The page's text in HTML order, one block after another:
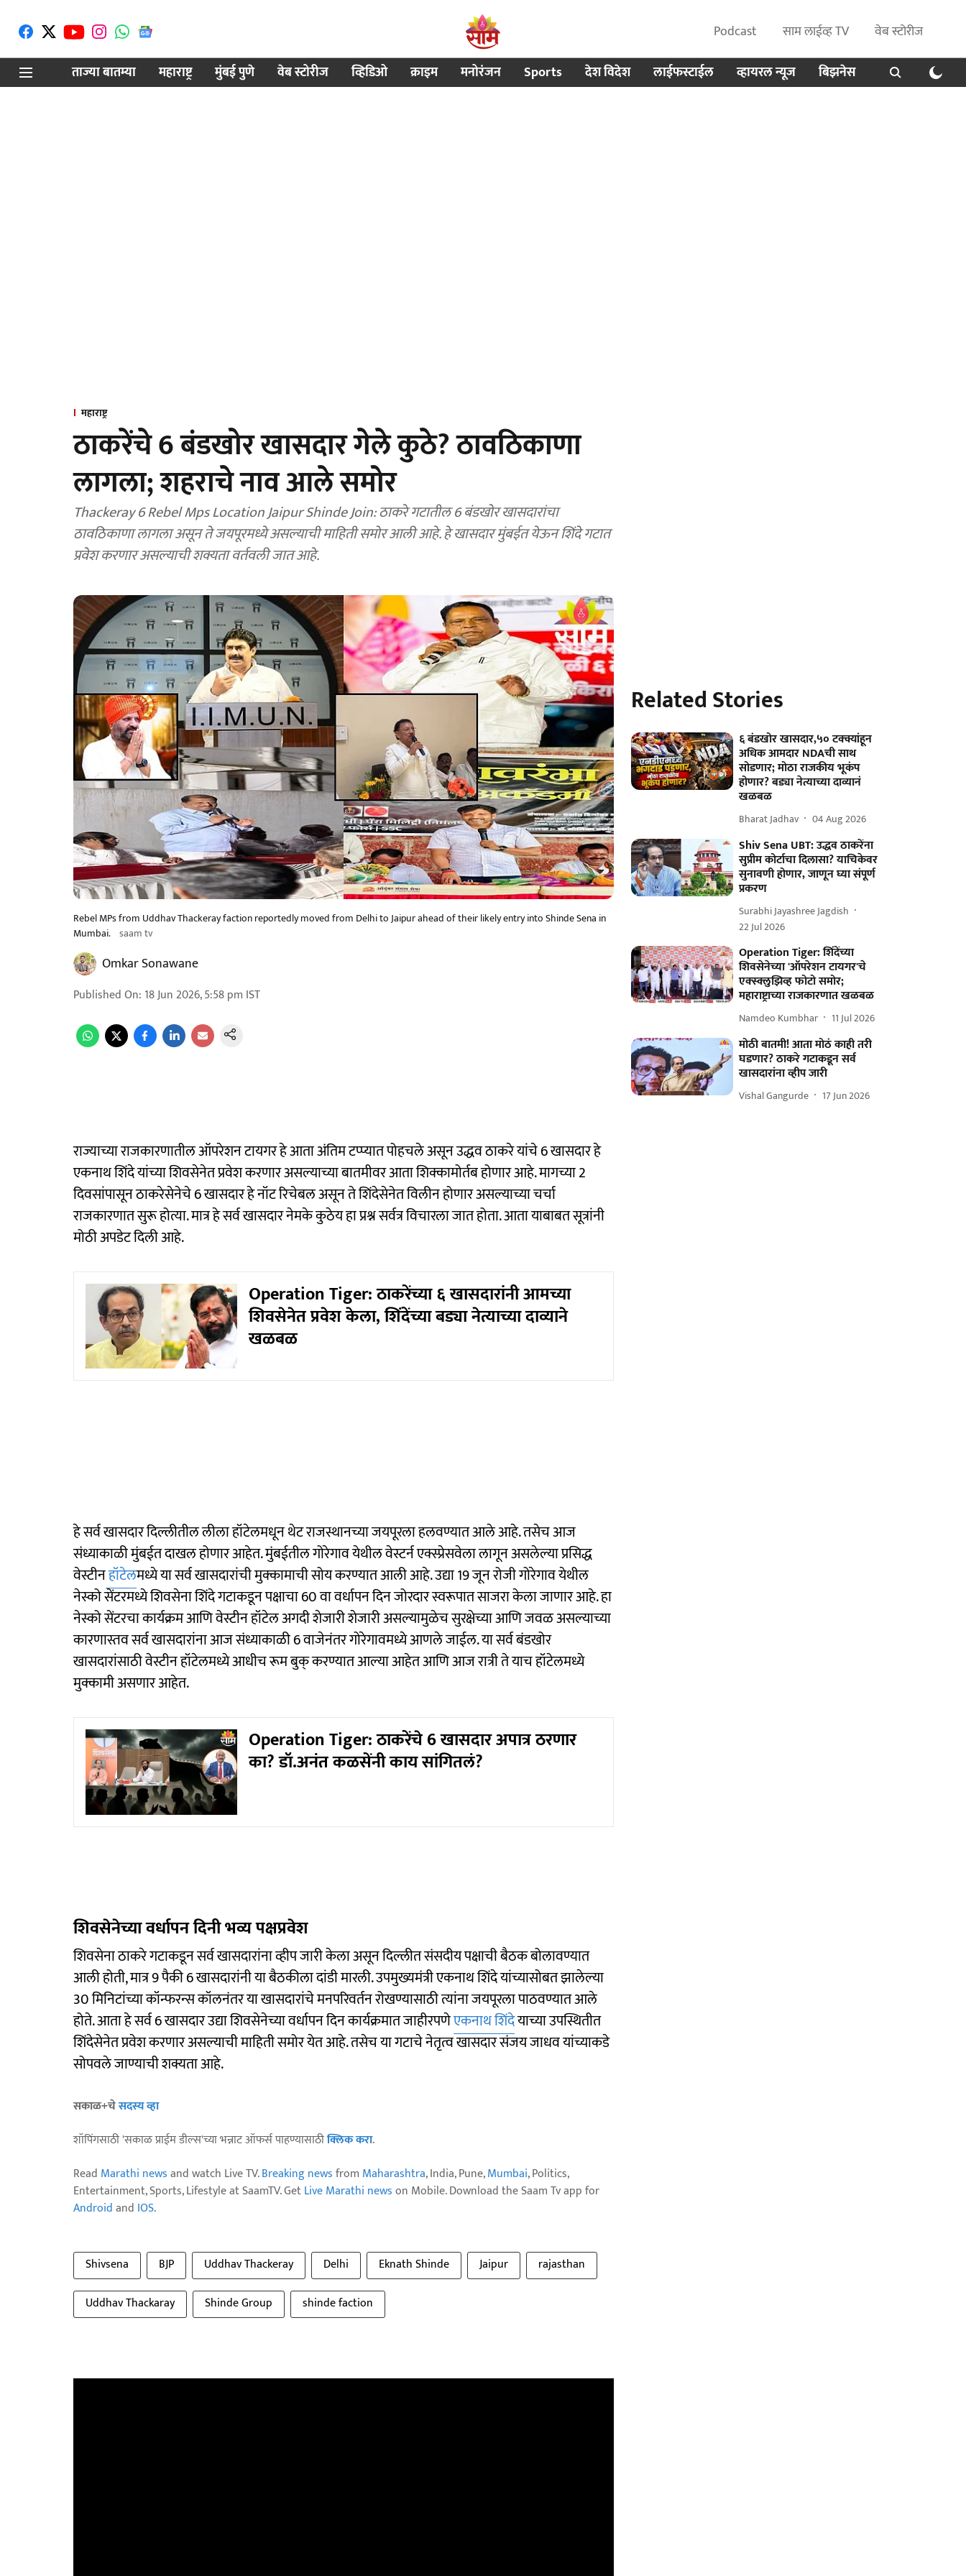
Podcast साम लाईव्ह TV
वेब स्टोरीज
ताज्या बातम्या
महाराष्ट्र मुंबई पुणे वेब स्टोरीज व्हिडिओ क्राइम मनोरंजन Sports देश विदेश लाईफस्टाईल व्हायरल न्यूज बिझनेस
महाराष्ट्र
ठाकरेंचे 6 बंडखोर खासदार गेले कुठे? ठावठिकाणा
लागला; शहराचे नाव आले समोर
Thackeray 6 Rebel Mps Location Jaipur Shinde Join: ठाकरे गटातील 6 बंडखोर खासदारांचा
ठावठिकाणा लागला असून ते जयपूरमध्ये असल्याची माहिती समोर आली आहे. हे खासदार मुंबईत येऊन शिंदे गटात
प्रवेश करणार असल्याची शक्यता वर्तवली जात आहे.
Rebel MPs from Uddhav Thackeray faction reportedly moved from Delhi to Jaipur ahead of their likely entry into Shinde Sena in
Mumbai. saam tv
Omkar Sonawane
Published On: 18 Jun 2026, 5:58 pm IST
राज्याच्या राजकारणातील ऑपरेशन टायगर हे आता अंतिम टप्प्यात पोहचले असून उद्धव ठाकरे यांचे 6 खासदार हे
एकनाथ शिंदे यांच्या शिवसेनेत प्रवेश करणार असल्याच्या बातमीवर आता शिक्कामोर्तब होणार आहे. मागच्या 2
दिवसांपासून ठाकरेसेनेचे 6 खासदार हे नॉट रिचेबल असून ते शिंदेसेनेत विलीन होणार असल्याच्या चर्चा
राजकारणात सुरू होत्या. मात्र हे सर्व खासदार नेमके कुठेय हा प्रश्न सर्वत्र विचारला जात होता. आता याबाबत सूत्रांनी
मोठी अपडेट दिली आहे.
Operation Tiger: ठाकरेंच्या ६ खासदारांनी आमच्या
शिवसेनेत प्रवेश केला, शिंदेंच्या बड्या नेत्याच्या दाव्याने
खळबळ
हे सर्व खासदार दिल्लीतील लीला हॉटेलमधून थेट राजस्थानच्या जयपूरला हलवण्यात आले आहे. तसेच आज
संध्याकाळी मुंबईत दाखल होणार आहेत. मुंबईतील गोरेगाव येथील वेस्टर्न एक्स्प्रेसवेला लागून असलेल्या प्रसिद्ध
वेस्टीनहॉटेलमध्ये या सर्व खासदारांची मुक्कामाची सोय करण्यात आली आहे. उद्या 19 जून रोजी गोरेगाव येथील
नेस्को सेंटरमध्ये शिवसेना शिंदे गटाकडून पक्षाचा 60 वा वर्धापन दिन जोरदार स्वरूपात साजरा केला जाणार आहे. हा
नेस्को सेंटरचा कार्यक्रम आणि वेस्टीन हॉटेल अगदी शेजारी शेजारी असल्यामुळेच सुरक्षेच्या आणि जवळ असल्याच्या
कारणास्तव सर्व खासदारांना आज संध्याकाळी 6 वाजेनंतर गोरेगावमध्ये आणले जाईल. या सर्व बंडखोर
खासदारांसाठी वेस्टीन हॉटेलमध्ये आधीच रूम बुक् करण्यात आल्या आहेत आणि आज रात्री ते याच हॉटेलमध्ये
मुक्कामी असणार आहेत.
Operation Tiger: ठाकरेंचे 6 खासदार अपात्र ठरणार
का? डॉ.अनंत कळसेंनी काय सांगितलं?
शिवसेनेच्या वर्धापन दिनी भव्य पक्षप्रवेश
शिवसेना ठाकरे गटाकडून सर्व खासदारांना व्हीप जारी केला असून दिल्लीत संसदीय पक्षाची बैठक बोलावण्यात
आली होती, मात्र 9 पैकी 6 खासदारांनी या बैठकीला दांडी मारली. उपमुख्यमंत्री एकनाथ शिंदे यांच्यासोबत झालेल्या
30 मिनिटांच्या कॉन्फरन्स कॉलनंतर या खासदारांचे मनपरिवर्तन रोखण्यासाठी त्यांना जयपूरला पाठवण्यात आले
होते. आता हे सर्व 6 खासदार उद्या शिवसेनेच्या वर्धापन दिन कार्यक्रमात जाहीरपणेएकनाथ शिंदेयाच्या उपस्थितीत
शिंदेसेनेत प्रवेश करणार असल्याची माहिती समोर येत आहे. तसेच या गटाचे नेतृत्व खासदार संजय जाधव यांच्याकडे
सोपवले जाण्याची शक्यता आहे.
सकाळ+चेसदस्य व्हा
शॉपिंगसाठी 'सकाळ प्राईम डील्स'च्या भन्नाट ऑफर्स पाहण्यासाठीक्लिक करा.
Read Marathi newsand watch Live TV.Breaking newsfrom Maharashtra, India, Pune,Mumbai, Politics,
Entertainment, Sports, Lifestyle at SaamTV. GetLive Marathi newson Mobile. Download the Saam Tv app for
Androidand IOS.
Shivsena BJP Uddhav Thackeray Delhi Eknath Shinde Jaipur
rajasthan
Uddhav Thackaray
Shinde Group shinde faction
Related Stories
६ बंडखोर खासदार,५० टक्क्यांहून
अधिक आमदार NDAची साथ
सोडणार; मोठा राजकीय भूकंप
होणार? बड्या नेत्याच्या दाव्यानं
खळबळ
Bharat Jadhav 04 Aug 2026
Shiv Sena UBT: उद्धव ठाकरेंना
सुप्रीम कोर्टाचा दिलासा? याचिकेवर
सुनावणी होणार, जाणून घ्या संपूर्ण
प्रकरण
Surabhi Jayashree Jagdish
22 Jul 2026
Operation Tiger: शिंदेंच्या
शिवसेनेच्या 'ऑपरेशन टायगर'चे
एक्स्क्लुझिव्ह फोटो समोर;
महाराष्ट्राच्या राजकारणात खळबळ
Namdeo Kumbhar 11 Jul 2026
मोठी बातमी! आता मोठं काही तरी
घडणार? ठाकरे गटाकडून सर्व
खासदारांना व्हीप जारी
Vishal Gangurde 17 Jun 2026